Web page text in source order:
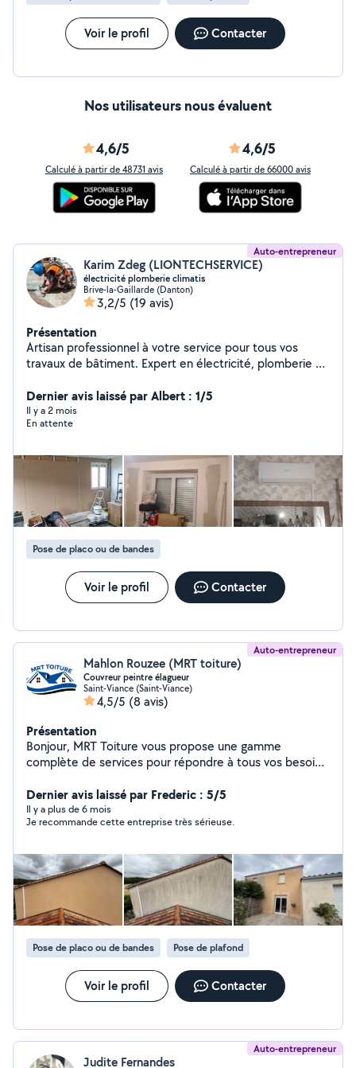
Voir le profil Contacter
Nos utilisateurs nous évaluent
4,6/5
Calculé à partir de 48731 avis
4,6/5
Calculé à partir de 66000 avis
Auto-entrepreneur
Karim Zdeg (LIONTECHSERVICE)
électricité plomberie climatis
Brive-la-Gaillarde (Danton)
3,2/5 (19 avis)
Présentation
Artisan professionnel à votre service pour tous vos
travaux de bâtiment. Expert en électricité, plomberie et
mises aux normes. Diplômé et polyvalent, j'interviens
également pour vos travaux de maçonnerie et de
bricolage. Sérieux et réactif, je vous garantis un travail
des devis transparents. Basé à Brive, je me déplace
rapidement pour répondre à vos besoins. Cordialement.
Dernier avis laissé par Albert : 1/5
Il y a 2 mois
En attente
Pose de placo ou de bandes
Voir le profil Contacter
Auto-entrepreneur
Mahlon Rouzee (MRT toiture)
Couvreur peintre élagueur
Saint-Viance (Saint-Viance)
4,5/5 (8 avis)
Présentation
Bonjour, MRT Toiture vous propose une gamme
complète de services pour répondre à tous vos besoins
toiture,traitement de toiture nous avons les
compétences pour réaliser vos projets. Isolation des
combles Pose de gouttière alu, zinc ,pvc Peinture
nettoyage façade,terrasse,muret,rénovation et
réparation Faites confiance à notre expertise pour
assurer la longévité et l'esthétique de votre maison
Diagnostic et devis offert
Dernier avis laissé par Frederic : 5/5
Il y a plus de 6 mois
Je recommande cette entreprise très sérieuse.
Pose de placo ou de bandes Pose de plafond
Voir le profil Contacter
Auto-entrepreneur
Judite Fernandes